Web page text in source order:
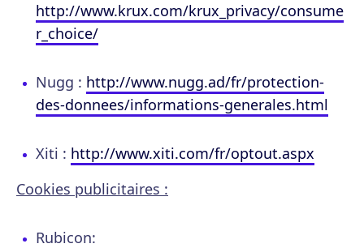
http://www.krux.com/krux_privacy/consume
r_choice/
Nugg : http://www.nugg.ad/fr/protection-
des-donnees/informations-generales.html
Xiti : http://www.xiti.com/fr/optout.aspx
Cookies publicitaires :
Rubicon: